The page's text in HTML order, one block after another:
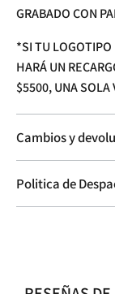
GRABADO CON
*SI TU LOGOTIPO
HARÁ UN
$5500, UNA SOLA
Cambios y
Politica de